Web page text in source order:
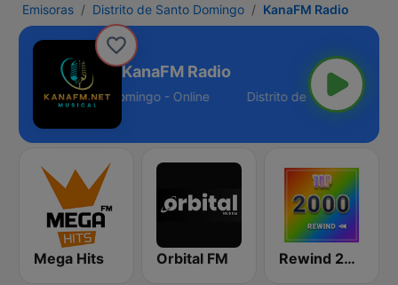
Emisoras Distrito de Santo Domingo KanaFM Radio
KanaFM Radio
Distrito de Santo Domingo - Online
Mega Hits Orbital FM Rewind 2000's